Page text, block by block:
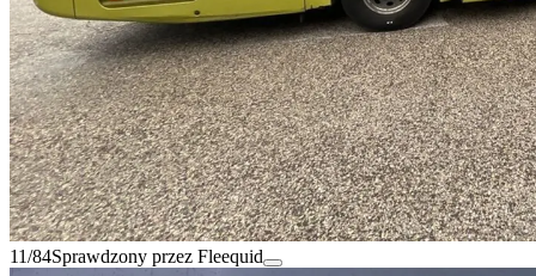
11/84Sprawdzony przez Fleequid